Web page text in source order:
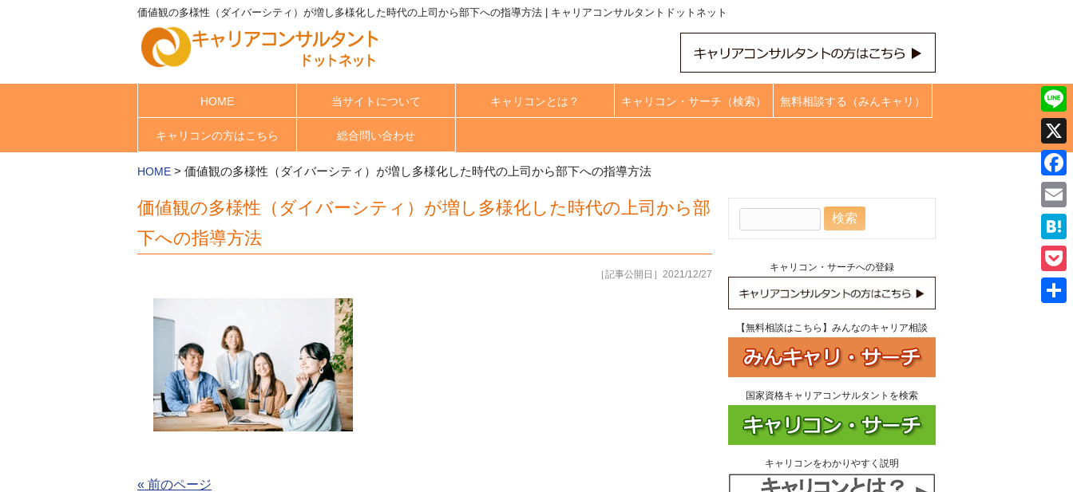
価値観の多様性（ダイバーシティ）が増し多様化した時代の上司から部下への指導方法 | キャリアコンサルタントドットネット
HOME 当サイトについて キャリコンとは？ キャリコン・サーチ（検索） 無料相談する（みんキャリ）
キャリコンの方はこちら 総合問い合わせ
HOME > 価値観の多様性（ダイバーシティ）が増し多様化した時代の上司から部下への指導方法
価値観の多様性（ダイバーシティ）が増し多様化した時代の上司から部
下への指導方法
［記事公開日］2021/12/27
« 前のページ
キャリコン・サーチへの登録
【無料相談はこちら】みんなのキャリア相談
国家資格キャリアコンサルタントを検索
キャリコンをわかりやすく説明
Line
X
Email